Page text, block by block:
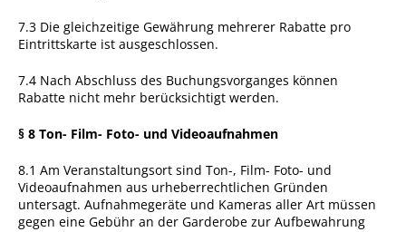
7.3 Die gleichzeitige Gewährung mehrerer Rabatte pro
Eintrittskarte ist ausgeschlossen.
7.4 Nach Abschluss des Buchungsvorganges können
Rabatte nicht mehr berücksichtigt werden.
§ 8 Ton- Film- Foto- und Videoaufnahmen
8.1 Am Veranstaltungsort sind Ton-, Film- Foto- und
Videoaufnahmen aus urheberrechtlichen Gründen
untersagt. Aufnahmegeräte und Kameras aller Art müssen
gegen eine Gebühr an der Garderobe zur Aufbewahrung